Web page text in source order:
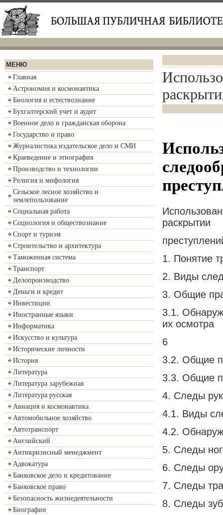
МЕНЮ
Главная
Астрономия и космонавтика
Биология и естествознание
Бухгалтерский учет и аудит
Военное дело и гражданская оборона
Государство и право
Журналистика издательское дело и СМИ
Краеведение и этнография
Производство и технологии
Религия и мифология
Сельское лесное хозяйство и
землепользование
Социальная работа
Социология и обществознание
Спорт и туризм
Строительство и архитектура
Таможенная система
Транспорт
Делопроизводство
Деньги и кредит
Инвестиции
Иностранные языки
Информатика
Искусство и культура
Исторические личности
История
Литература
Литература зарубежная
Литература русская
Авиация и космонавтика
Автомобильное хозяйство
Автотранспорт
Английский
Антикризисный менеджмент
Адвокатура
Банковское дело и кредитование
Банковское право
Безопасность жизнедеятельности
Биографии
раскрытии
1. Понятие
2. Виды
3. Общие
3.1.
их осмотра
6
3.2. Общие
3.3. Общие
4. Следы
4.1. Виды
4.2.
5. Следы
6. Следы
7. Следы
8. Следы